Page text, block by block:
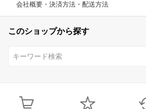
会社概要・決済方法・配送方法
このショップから探す